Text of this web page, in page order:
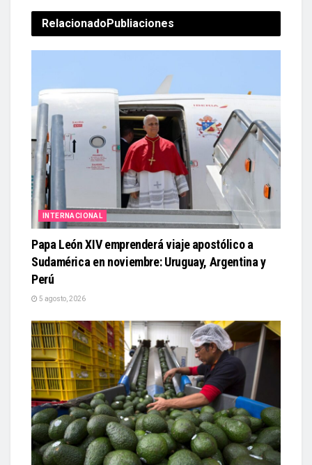
RelacionadoPubliaciones
INTERNACIONAL
Papa León XIV emprenderá viaje apostólico a
Sudamérica en noviembre: Uruguay, Argentina y
Perú
5 agosto, 2026